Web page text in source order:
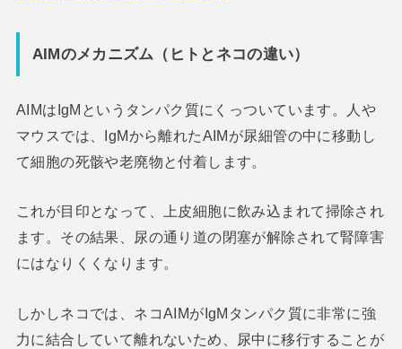
AIMのメカニズム（ヒトとネコの違い）
AIMはIgMというタンパク質にくっついています。人や
マウスでは、IgMから離れたAIMが尿細管の中に移動し
て細胞の死骸や老廃物と付着します。
これが目印となって、上皮細胞に飲み込まれて掃除され
ます。その結果、尿の通り道の閉塞が解除されて腎障害
にはなりくくなります。
しかしネコでは、ネコAIMがIgMタンパク質に非常に強
力に結合していて離れないため、尿中に移行することが